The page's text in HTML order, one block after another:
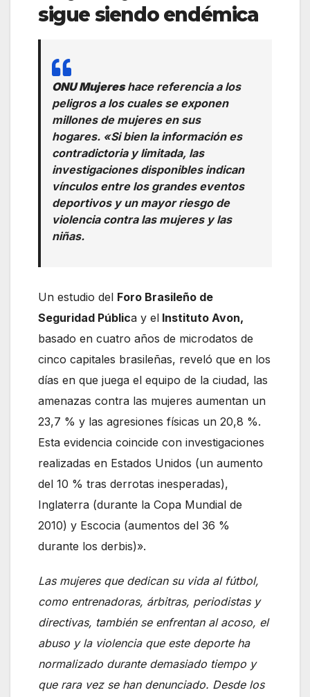
sigue siendo endémica
ONU Mujereshace referencia a los
peligros a los cuales se exponen
millones de mujeres en sus
hogares. «Si bien la información es
contradictoria y limitada, las
investigaciones disponibles indican
vínculos entre los grandes eventos
deportivos y un mayor riesgo de
violencia contra las mujeres y las
niñas.
Un estudio del Foro Brasileño de
Seguridad Pública y el Instituto Avon,
basado en cuatro años de microdatos de
cinco capitales brasileñas, reveló que en los
días en que juega el equipo de la ciudad, las
amenazas contra las mujeres aumentan un
23,7 % y las agresiones físicas un 20,8 %.
Esta evidencia coincide con investigaciones
realizadas en Estados Unidos (un aumento
del 10 % tras derrotas inesperadas),
Inglaterra (durante la Copa Mundial de
2010) y Escocia (aumentos del 36 %
durante los derbis)».
Las mujeres que dedican su vida al fútbol, ​​
como entrenadoras, árbitras, periodistas y
directivas, también se enfrentan al acoso, el
abuso y la violencia que este deporte ha
normalizado durante demasiado tiempo y
que rara vez se han denunciado. Desde los